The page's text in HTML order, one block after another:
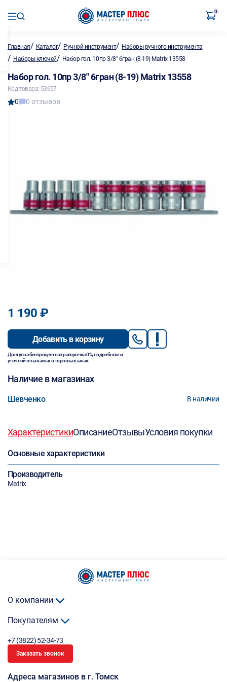
0
Главная/ Каталог/ Ручной инструмент/ Наборы ручного инструмента
/ Наборы ключей/ Набор гол. 10пр 3/8" 6гран (8-19) Matrix 13558
Набор гол. 10пр 3/8" 6гран (8-19) Matrix 13558
Код товара: 53657
0 0 отзывов
1 190 ₽
Добавить в корзину
Доступна беспроцентная рассрочка 0%, подробности
уточняйте на кассах в торговых залах.
Наличие в магазинах
Шевченко В наличии
ХарактеристикиОписаниеОтзывыУсловия покупки
Основные характеристики
Производитель
Matrix
О компании
Покупателям
+7 (3822) 52-34-73
Заказать звонок
Адреса магазинов в г. Томск